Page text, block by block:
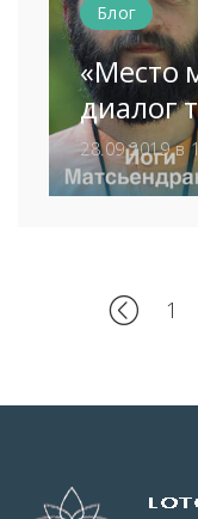
Блог
«Место
диалог
28.09.2019 в
1